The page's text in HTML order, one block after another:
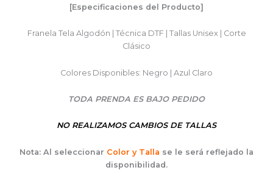
[Especificaciones del Producto]
Franela Tela Algodón | Técnica DTF | Tallas Unisex | Corte
Clásico
Colores Disponibles: Negro | Azul Claro
TODA PRENDA ES BAJO PEDIDO
NO REALIZAMOS CAMBIOS DE TALLAS
Nota: Al seleccionar Color y Talla se le será reflejado la
disponibilidad.